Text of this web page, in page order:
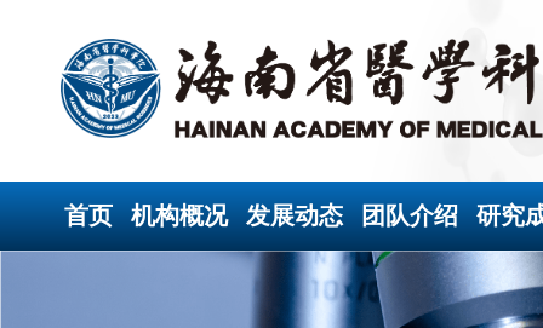
首页 机构概况 发展动态 团队介绍 研究